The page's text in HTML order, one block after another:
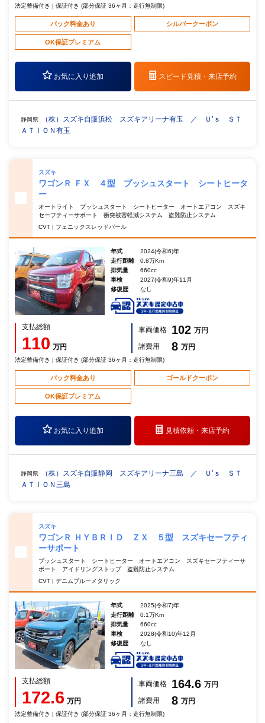
法定整備付き | 保証付き (部分保証 36ヶ月：走行無制限)
パック料金あり シルバークーポン
OK保証プレミアム
お気に入り追加 スピード見積・ 来店予約
静岡県
（株）スズキ自販浜松 スズキアリーナ有玉 ／ Ｕ’ｓ ＳＴ
ＡＴＩＯＮ有玉
スズキ
ワゴンＲ ＦＸ ４型 プッシュスタート シートヒータ
ー
オートライト プッシュスタート シートヒーター オートエアコン スズキ
セーフティーサポート 衝突被害軽減システム 盗難防止システム
CVT | フェニックスレッドパール
年式
2024(令和6)年
走行距離
0.8万Km
排気量
660cc
車検
2027(令和9)年11月
修復歴
なし
支払総額
110 万円
車両価格 102 万円
諸費用
8 万円
法定整備付き | 保証付き (部分保証 36ヶ月：走行無制限)
パック料金あり ゴールドクーポン
OK保証プレミアム
お気に入り追加 見積依頼・来店予約
静岡県
（株）スズキ自販静岡 スズキアリーナ三島 ／ Ｕ’ｓ ＳＴ
ＡＴＩＯＮ三島
スズキ
ワゴンＲ ＨＹＢＲＩＤ ＺＸ ５型 スズキセーフティ
ーサポート
プッシュスタート シートヒーター オートエアコン スズキセーフティーサ
ポート アイドリングストップ 盗難防止システム
CVT | デニムブルーメタリック
年式
2025(令和7)年
走行距離
0.1万Km
排気量
660cc
車検
2028(令和10)年12月
修復歴
なし
支払総額
172.6 万円
車両価格 164.6 万円
諸費用
8 万円
法定整備付き | 保証付き (部分保証 36ヶ月：走行無制限)